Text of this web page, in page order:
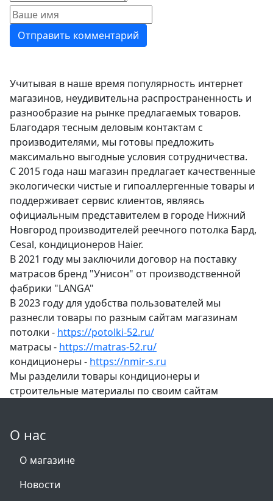
Учитывая в наше время популярность интернет
магазинов, неудивительна распространенность и
разнообразие на рынке предлагаемых товаров.
Благодаря тесным деловым контактам с
производителями, мы готовы предложить
максимально выгодные условия сотрудничества.
С 2015 года наш магазин предлагает качественные
экологически чистые и гипоаллергенные товары и
поддерживает сервис клиентов, являясь
официальным представителем в городе Нижний
Новгород производителей реечного потолка Бард,
Cesal, кондиционеров Haier.
В 2021 году мы заключили договор на поставку
матрасов бренд "Унисон" от производственной
фабрики "LANGA"
В 2023 году для удобства пользователей мы
разнесли товары по разным сайтам магазинам
потолки - https://potolki-52.ru/
матрасы - https://matras-52.ru/
кондиционеры - https://nmir-s.ru
Мы разделили товары кондиционеры и
строительные материалы по своим сайтам
О нас
О магазине
Новости